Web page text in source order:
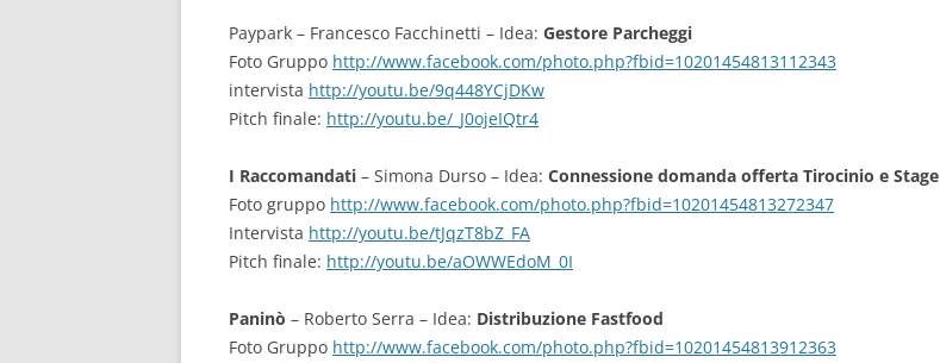
Paypark – Francesco Facchinetti – Idea: Gestore Parcheggi
Foto Gruppo http://www.facebook.com/photo.php?fbid=10201454813112343
intervista http://youtu.be/9q448YCjDKw
Pitch finale: http://youtu.be/_J0ojeIQtr4
I Raccomandati – Simona Durso – Idea: Connessione domanda offerta Tirocinio e Stage
Foto gruppo http://www.facebook.com/photo.php?fbid=10201454813272347
Intervista http://youtu.be/tJqzT8bZ_FA
Pitch finale: http://youtu.be/aOWWEdoM_0I
Paninò – Roberto Serra – Idea: Distribuzione Fastfood
Foto Gruppo http://www.facebook.com/photo.php?fbid=10201454813912363